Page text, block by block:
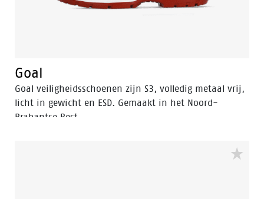
Goal
Goal veiligheidsschoenen zijn S3, volledig metaal vrij,
licht in gewicht en ESD. Gemaakt in het Noord-
Brabantse Best.